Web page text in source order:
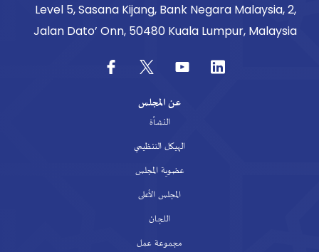
Level 5, Sasana Kijang, Bank Negara Malaysia, 2,
Jalan Dato’ Onn, 50480 Kuala Lumpur, Malaysia
عن المجلس
النشأة
الهيكل التنظيمي
عضوية المجلس
المجلس الأعلى
اللجان
مجموعة عمل